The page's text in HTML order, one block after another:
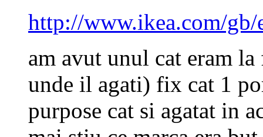
http://www.ikea.com/
am avut unul cat eram
unde il agati) fix cat 1
purpose cat si agatat in